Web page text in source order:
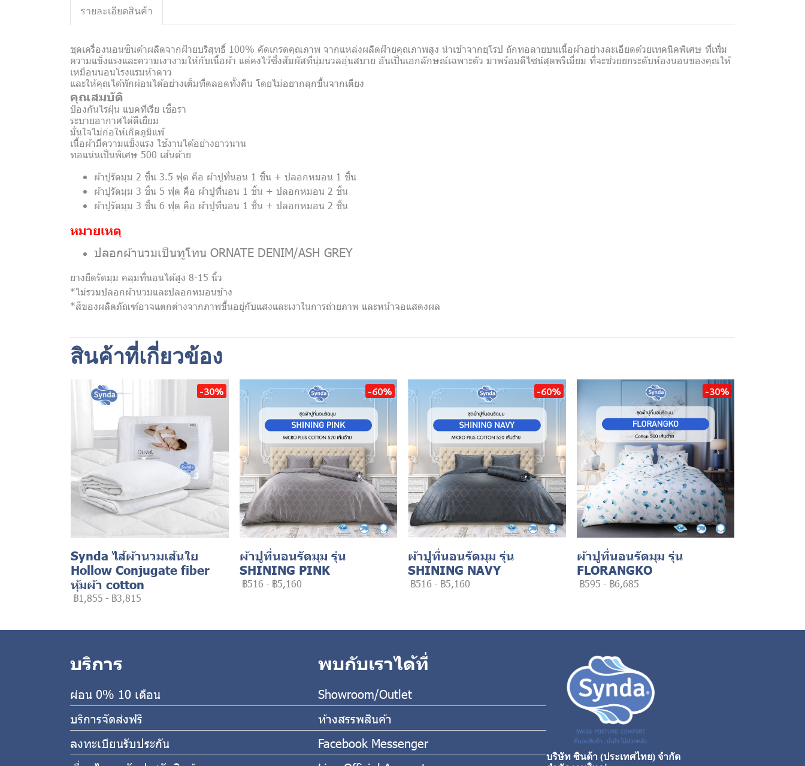
รายละเอียดสินค้า
ชุดเครื่องนอนซินด้าผลิตจากฝ้ายบริสุทธิ์ 100% คัดเกรดคุณภาพ จากแหล่งผลิตฝ้ายคุณภาพสูง นำเข้าจากยุโรป ถักทอลายบนเนื้อผ้าอย่างละเอียดด้วยเทคนิคพิเศษ ที่เพิ่ม
ความแข็งแรงและความเงางามให้กับเนื้อผ้า แต่คงไว้ซึ่งสัมผัสที่นุ่มนวลอุ่นสบาย อันเป็นเอกลักษณ์เฉพาะตัว มาพร้อมดีไซน์สุดพรีเมี่ยม ที่จะช่วยยกระดับห้องนอนของคุณให้
เหมือนนอนโรงแรมห้าดาว
และให้คุณได้พักผ่อนได้อย่างเต็มที่ตลอดทั้งคืน โดยไม่อยากลุกขึ้นจากเตียง
คุณสมบัติ
ป้องกันไรฝุ่น แบคทีเรีย เชื้อรา
ระบายอากาศได้ดีเยี่ยม
มั่นใจไม่ก่อให้เกิดภูมิแพ้
เนื้อผ้ามีความแข็งแรง ใช้งานได้อย่างยาวนาน
ทอแน่นเป็นพิเศษ 500 เส้นด้าย
ผ้าปูรัดมุม 2 ชิ้น 3.5 ฟุต คือ ผ้าปูที่นอน 1 ชิ้น + ปลอกหมอน 1 ชิ้น
ผ้าปูรัดมุม 3 ชิ้น 5 ฟุต คือ ผ้าปูที่นอน 1 ชิ้น + ปลอกหมอน 2 ชิ้น
ผ้าปูรัดมุม 3 ชิ้น 6 ฟุต คือ ผ้าปูที่นอน 1 ชิ้น + ปลอกหมอน 2 ชิ้น
หมายเหตุ
ปลอกผ้านวมเป็นทูโทน ORNATE DENIM/ASH GREY
ยางยืดรัดมุม คลุมที่นอนได้สูง 8-15 นิ้ว
*ไม่รวมปลอกผ้านวมและปลอกหมอนข้าง
*สีของผลิตภัณฑ์อาจแตกต่างจากภาพขึ้นอยู่กับแสงและเงาในการถ่ายภาพ และหน้าจอแสดงผล
สินค้าที่เกี่ยวข้อง
-30%
Synda ไส้ผ้านวมเส้นใย
Hollow Conjugate fiber
หุ้มผ้า cotton
฿1,855 - ฿3,815
-60%
ผ้าปูที่นอนรัดมุม รุ่น
SHINING PINK
฿516 - ฿5,160
-60%
ผ้าปูที่นอนรัดมุม รุ่น
SHINING NAVY
฿516 - ฿5,160
-30%
ผ้าปูที่นอนรัดมุม รุ่น
FLORANGKO
฿595 - ฿6,685
บริการ
ผ่อน 0% 10 เดือน
บริการจัดส่งฟรี
ลงทะเบียนรับประกัน
พบกับเราได้ที่
Showroom/Outlet
ห้างสรรพสินค้า
Facebook Messenger
บริษัท ซินด้า (ประเทศไทย) จำกัด